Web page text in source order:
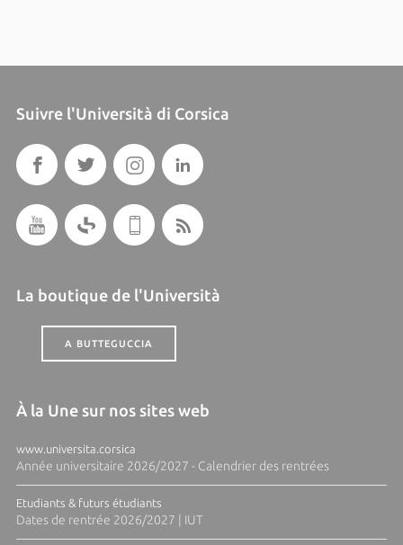
Suivre l'Università di Corsica
La boutique de l'Università
A BUTTEGUCCIA
À la Une sur nos sites web
www.universita.corsica
Année universitaire 2026/2027 - Calendrier des rentrées
Etudiants & futurs étudiants
Dates de rentrée 2026/2027 | IUT